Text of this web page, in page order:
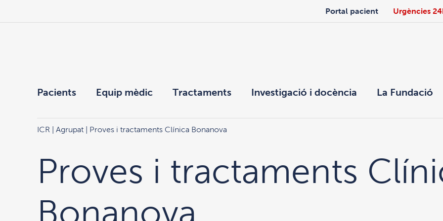
Portal pacient Urgències
Pacients Equip mèdic Tractaments Investigació i docència La Fundació
ICR Agrupat| Proves i tractaments Clínica Bonanova
Proves i tractaments
Bonanova